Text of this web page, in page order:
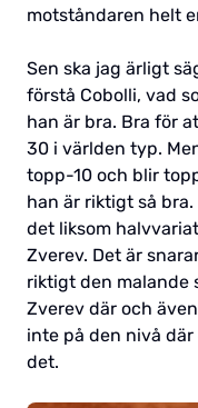
motståndaren helt
Sen ska jag ärligt
förstå Cobolli, vad
han är bra. Bra för
30 i världen typ.
topp-10 och blir
han är riktigt så
det liksom
Zverev. Det är
riktigt den malande
Zverev där och
inte på den nivå
det.